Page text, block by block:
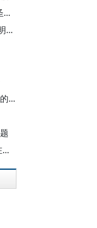
王齐：重释“主体性”和“真理”——以《圣保罗：普遍主义的基础》为中心
杨耕：“人类解放何以可能”的本体论证明——关于马克思主义哲学本体论的再思考
俞吾金：论马克思哲学对西方哲学传统的扬弃——兼论马克思的实践、自由概念与康德的关系
李朝东 ：道理与真理：中西哲学的内在差异